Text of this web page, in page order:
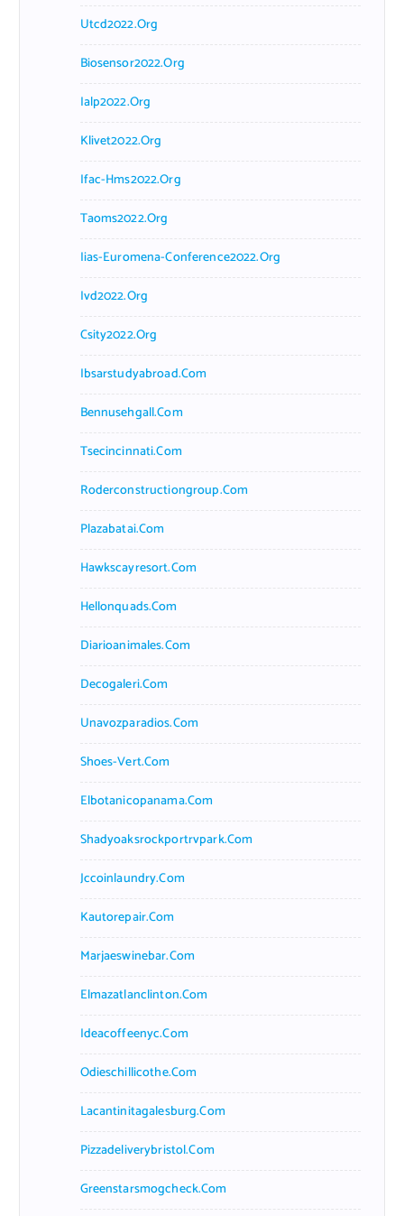
Utcd2022.org
Biosensor2022.org
Ialp2022.org
Klivet2022.org
Ifac-Hms2022.org
Taoms2022.org
Iias-Euromena-Conference2022.org
Ivd2022.org
Csity2022.org
Ibsarstudyabroad.com
Bennusehgall.com
Tsecincinnati.com
Roderconstructiongroup.com
Plazabatai.com
Hawkscayresort.com
Hellonquads.com
Diarioanimales.com
Decogaleri.com
Unavozparadios.com
Shoes-Vert.com
Elbotanicopanama.com
Shadyoaksrockportrvpark.com
Jccoinlaundry.com
Kautorepair.com
Marjaeswinebar.com
Elmazatlanclinton.com
Ideacoffeenyc.com
Odieschillicothe.com
Lacantinitagalesburg.com
Pizzadeliverybristol.com
Greenstarsmogcheck.com